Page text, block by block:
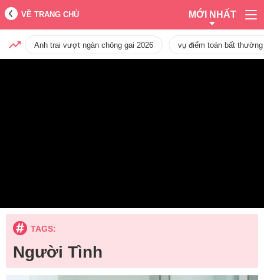
VỀ TRANG CHỦ MỚI NHẤT
Anh trai vượt ngàn chông gai 2026 vụ điểm toán bất
TAGS:
Người Tình